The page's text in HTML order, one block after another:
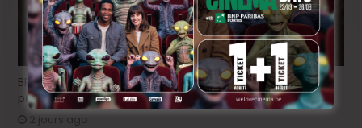
BRIFF Express: Tom Adjibi et Adéola Hawna, « Ceci n’est
pas un film français ».
2 jours ago